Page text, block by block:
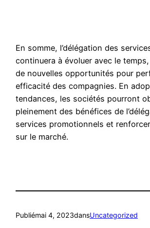
En somme, l’délégation des
continuera à évoluer avec le
de nouvelles opportunités pour
efficacité des compagnies. En
tendances, les sociétés pourront
pleinement des bénéfices de
services promotionnels et
sur le marché.
Publiémai 4, 2023dansUncategorized